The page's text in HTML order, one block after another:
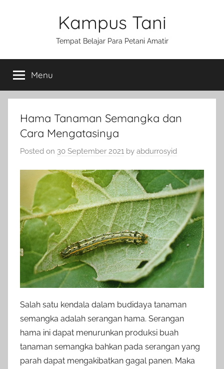
Kampus Tani
Tempat Belajar Para Petani Amatir
Menu
Hama Tanaman Semangka dan
Cara Mengatasinya
Posted on 30 September 2021 by abdurrosyid
Salah satu kendala dalam budidaya tanaman
semangka adalah serangan hama. Serangan
hama ini dapat menurunkan produksi buah
tanaman semangka bahkan pada serangan yang
parah dapat mengakibatkan gagal panen. Maka